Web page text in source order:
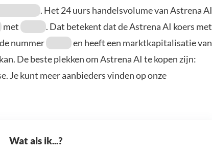
. Het 24 uurs handelsvolume van Astrena AI
met
. Dat betekent dat de Astrena AI koers met
nummer
en heeft een marktkapitalisatie van
De beste plekken om Astrena AI te kopen zijn:
Je kunt meer aanbieders vinden op onze
Wat als ik...?